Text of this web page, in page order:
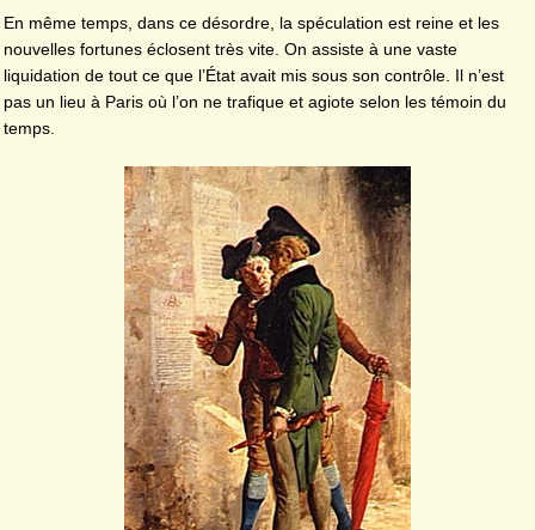
En même temps, dans ce désordre, la spéculation est reine et les
nouvelles fortunes éclosent très vite. On assiste à une vaste
liquidation de tout ce que l’État avait mis sous son contrôle. Il n’est
pas un lieu à Paris où l’on ne trafique et agiote selon les témoin du
temps.